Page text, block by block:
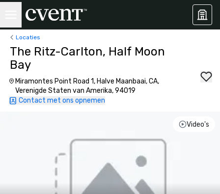
Locaties
The Ritz-Carlton, Half Moon
Bay
Miramontes Point Road 1, Halve Maanbaai, CA,
Verenigde Staten van Amerika, 94019
Contact met ons opnemen
Video's